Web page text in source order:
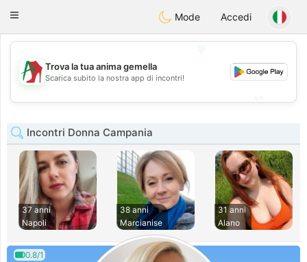
Amami Ora
Toggle
Mode Accedi
💖
💕
Trova la tua anima gemella
Scarica subito la nostra app di incontri!
Incontri Donna Campania
37 anni
Napoli
38 anni
Marcianise
31 anni
Alano
0.8/1